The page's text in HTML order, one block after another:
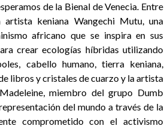
de la Bienal de Venecia. Entre
artista keniana Wangechi Mutu, una
africano que se inspira en sus
crear ecologías híbridas utilizando
cabello humano, tierra keniana,
libros y cristales de cuarzo y la artista
miembro del grupo Dumb
del mundo a través de la
comprometido con el activismo